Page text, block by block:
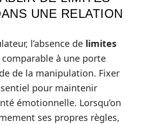
UNE RELATION
l’absence de limites
comparable à une porte
de la manipulation. Fixer
pour maintenir
émotionnelle. Lorsqu’on
ses propres règles,